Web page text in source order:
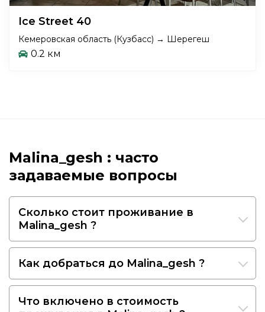
Ice Street 40
Кемеровская область (Кузбасс) → Шерегеш
0.2 км
Malina_gesh : часто
задаваемые вопросы
Сколько стоит проживание в
Malina_gesh ?
Как добраться до Malina_gesh ?
Что включено в стоимость